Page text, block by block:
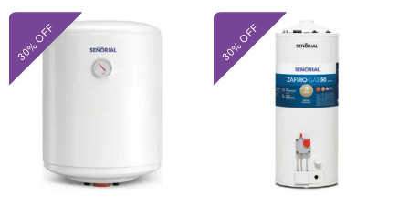
El
original
El
El
precio
era:
$564.300.
precio
es:
$395.010.